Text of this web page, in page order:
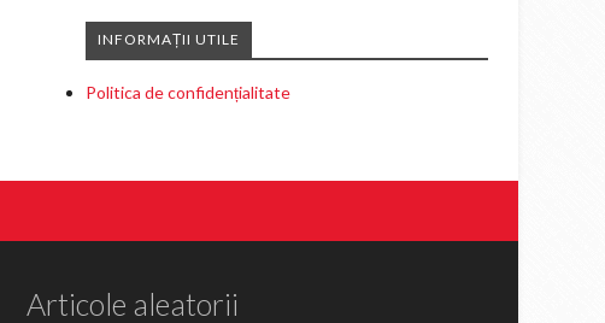
INFORMAȚII UTILE
Politica de confidențialitate
Articole aleatorii